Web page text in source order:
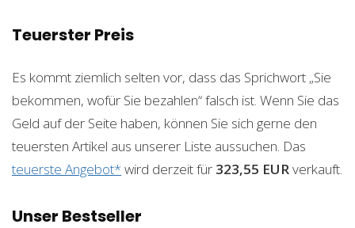
Teuerster Preis
Es kommt ziemlich selten vor, dass das Sprichwort „Sie
bekommen, wofür Sie bezahlen“ falsch ist. Wenn Sie das
Geld auf der Seite haben, können Sie sich gerne den
teuersten Artikel aus unserer Liste aussuchen. Das
teuerste Angebot*wird derzeit für 323,55 EURverkauft.
Unser Bestseller